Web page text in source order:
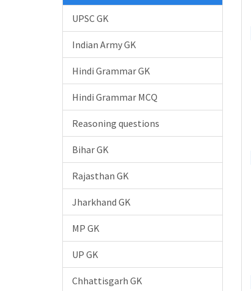
UPSC GK
Indian Army GK
Hindi Grammar GK
Hindi Grammar MCQ
Reasoning questions
Bihar GK
Rajasthan GK
Jharkhand GK
MP GK
UP GK
Chhattisgarh GK